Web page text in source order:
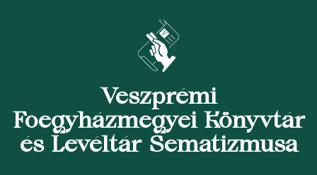
Veszprémi
Főegyházmegyei Könyvtár
és Levéltár Sematizmusa